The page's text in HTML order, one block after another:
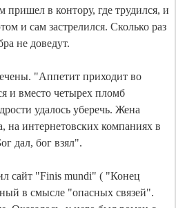
пришел в контору, где трудился, и
и сам застрелился. Сколько раз
не доведут.
"Аппетит приходит во
и вместо четырех пломб
удалось уберечь. Жена
на интернетовских компаниях в
дал, бог взял".
сайт "Finis mundi" ( "Конец
в смысле "опасных связей".